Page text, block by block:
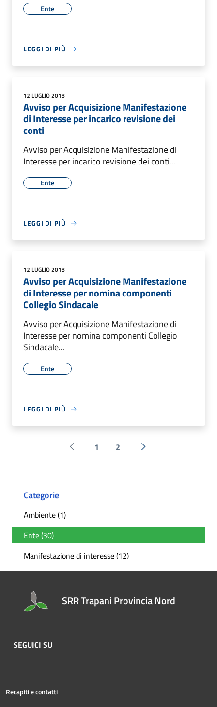
Ente
LEGGI DI PIÙ
12 LUGLIO 2018
Avviso per Acquisizione Manifestazione
di Interesse per incarico revisione dei
conti
Avviso per Acquisizione Manifestazione di
Interesse per incarico revisione dei conti...
Ente
LEGGI DI PIÙ
12 LUGLIO 2018
Avviso per Acquisizione Manifestazione
di Interesse per nomina componenti
Collegio Sindacale
Avviso per Acquisizione Manifestazione di
Interesse per nomina componenti Collegio
Sindacale...
Ente
LEGGI DI PIÙ
Pagina precedente
1 2 Successiva »
Categorie
Ambiente (1)
Ente (30)
Manifestazione di interesse (12)
SRR Trapani Provincia Nord
SEGUICI SU
Recapiti e contatti